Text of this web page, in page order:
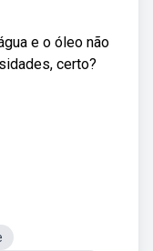
e o óleo não
certo?